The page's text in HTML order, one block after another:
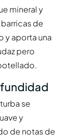
mineral y
de
y aporta una
pero
se
y
de notas de